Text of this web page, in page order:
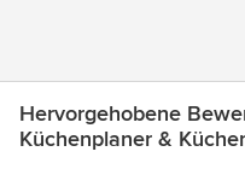
Hervorgehobene
Küchenplaner &